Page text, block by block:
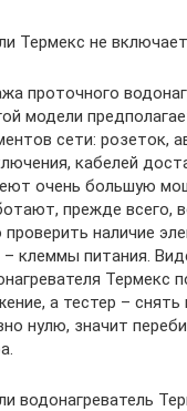
Термекс не
проточного
модели
сети: розеток,
кабелей
очень большую
прежде всего,
наличие
– клеммы питания.
Термекс
а тестер – снять
нулю, значит
водонагреватель